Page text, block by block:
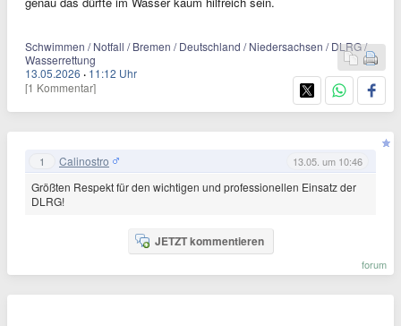
Schwimmen / Notfall / Bremen / Deutschland / Niedersachsen / DLRG /
Wasserrettung
13.05.2026 · 11:12 Uhr
[1 Kommentar]
1 Calinostro 13.05. um 10:46
Größten Respekt für den wichtigen und professionellen Einsatz der
DLRG!
JETZT kommentieren
forum